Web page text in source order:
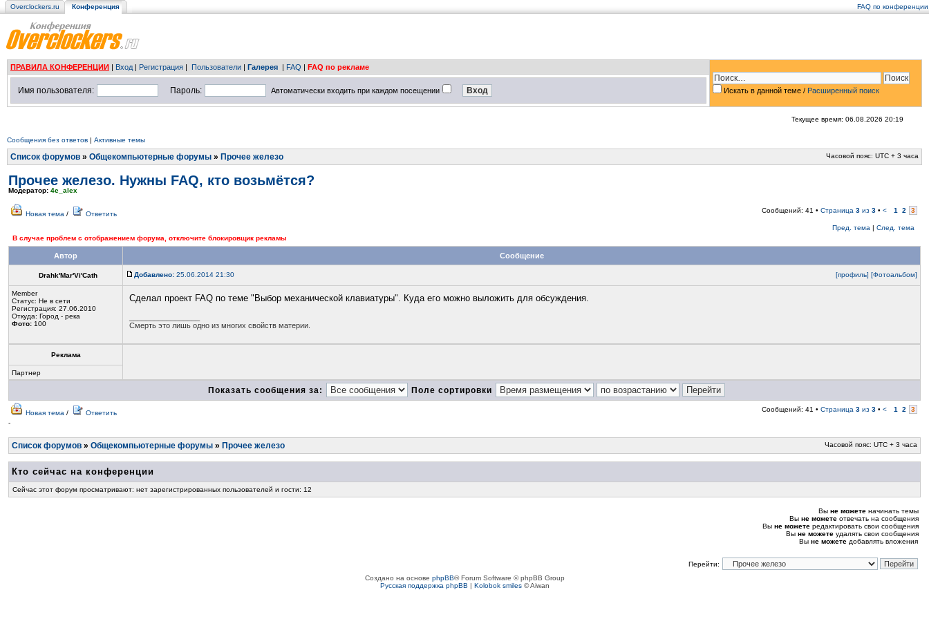
Overclockers.ru Конференция FAQ по конференции
ПРАВИЛА КОНФЕРЕНЦИИ | Вход | Регистрация | Пользователи | Галерея | FAQ | FAQ по рекламе
Искать в данной теме / Расширенный поиск
Имя пользователя: Пароль: Автоматически входить при каждом посещении
Текущее время: 06.08.2026 20:19
Сообщения без ответов | Активные темы
Список форумов » Общекомпьютерные форумы » Прочее железо Часовой пояс: UTC + 3 часа
Прочее железо. Нужны FAQ, кто возьмётся?
Модератор: 4e_alex
Новая тема / Ответить Сообщений: 41 • Страница 3 из 3 • < 1 2 3
Пред. тема | След. тема
В случае проблем с отображением форума, отключите блокировщик рекламы
Автор Сообщение
Drahk'Mar'Vi'Cath Добавлено: 25.06.2014 21:30 [профиль] [Фотоальбом]
Member
Статус: Не в сети
Регистрация: 27.06.2010
Откуда: Город - река
Фото: 100
Сделал проект FAQ по теме "Выбор механической клавиатуры". Куда его можно выложить для обсуждения.
Смерть это лишь одно из многих свойств материи.
Реклама
Партнер
Показать сообщения за: Поле сортировки
Новая тема / Ответить Сообщений: 41 • Страница 3 из 3 • < 1 2
3
-
Список форумов » Общекомпьютерные форумы » Прочее железо Часовой пояс: UTC + 3 часа
Кто сейчас на конференции
Сейчас этот форум просматривают: нет зарегистрированных пользователей и гости: 12
Вы не можете начинать темы
Вы не можете отвечать на сообщения
Вы не можете редактировать свои сообщения
Вы не можете удалять свои сообщения
Вы не можете добавлять вложения
Перейти:
Создано на основе phpBB® Forum Software © phpBB Group
Русская поддержка phpBB | Kolobok smiles© Aiwan